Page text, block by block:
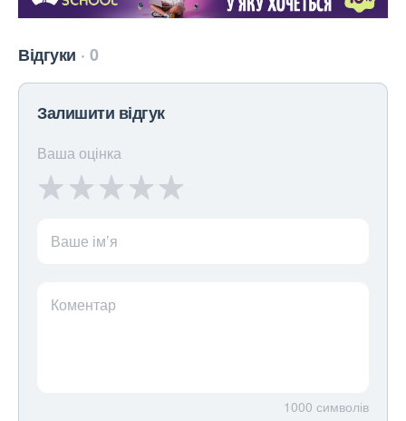
Відгуки 0
Залишити відгук
Ваша оцінка
Ваше ім’я
Коментар
1000 символів